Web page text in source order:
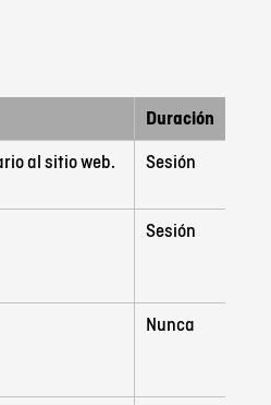
Duración
al sitio web. Sesión
Sesión
Nunca